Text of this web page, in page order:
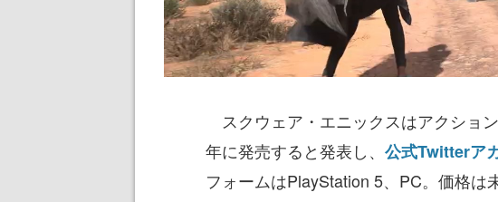
スクウェア・エニックスはアクショ
年に発売すると発表し、 公式Twitterア
フォームはPlayStation 5、PC。価格は